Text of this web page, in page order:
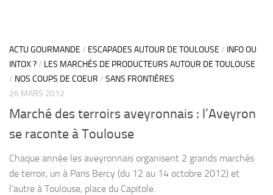
ACTU GOURMANDE / ESCAPADES AUTOUR DE TOULOUSE / INFO OU
INTOX ?/ LES MARCHÉS DE PRODUCTEURS AUTOUR DE TOULOUSE
/ NOS COUPS DE COEUR / SANS FRONTIÈRES
26 MARS 2012
Marché des terroirs aveyronnais : l’Aveyron
se raconte à Toulouse
Chaque année les aveyronnais organisent 2 grands marchés
de terroir, un à Paris Bercy (du 12 au 14 octobre 2012) et
l’autre à Toulouse, place du Capitole.